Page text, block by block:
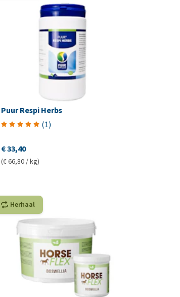
Puur Respi Herbs
(1)
€ 33,40
(€ 66,80 / kg)
Herhaal